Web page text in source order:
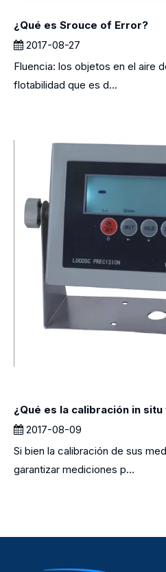
¿Qué es Srouce of Error?
2017-08-27
Fluencia: los objetos en el aire
flotabilidad que es d...
¿Qué es la calibración in
2017-08-09
Si bien la calibración de sus
garantizar mediciones p...